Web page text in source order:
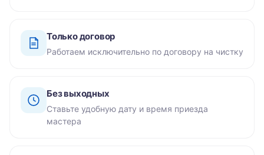
Только договор
Работаем исключительно по договору на чистку
Без выходных
Ставьте удобную дату и время приезда
мастера